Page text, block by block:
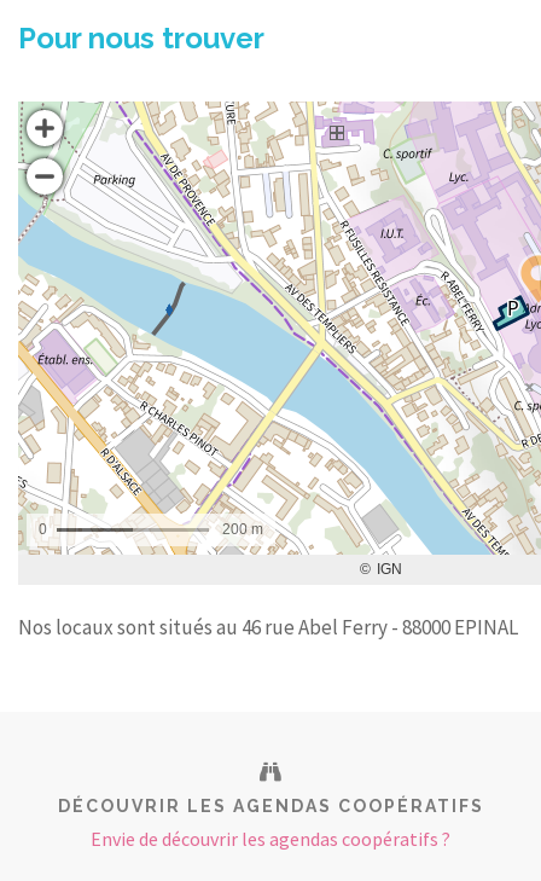
Pour nous trouver
Nos locaux sont situés au 46 rue Abel Ferry - 88000 EPINAL
DÉCOUVRIR LES AGENDAS COOPÉRATIFS
Envie de découvrir les agendas coopératifs ?